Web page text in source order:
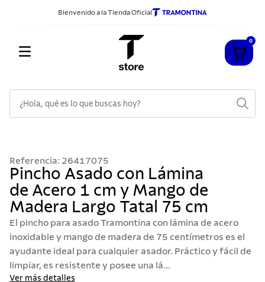
Bienvenido a la Tienda Oficial
0
Referencia: 26417075
Pincho Asado con Lámina
de Acero 1 cm y Mango de
Madera Largo Tatal 75 cm
El pincho para asado Tramontina con lámina de acero
inoxidable y mango de madera de 75 centímetros es el
ayudante ideal para cualquier asador. Práctico y fácil de
limpiar, es resistente y posee una lá...
Ver más detalles
2.
sarten
3.
cubiertos
4.
ollas
.
acero inoxidable
6.
grano
7
solar